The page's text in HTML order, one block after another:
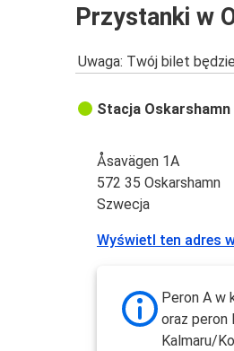
Przystanki w
Uwaga: Twój bilet
Stacja Oskarshamn
Åsavägen 1A
572 35 Oskarshamn
Szwecja
Wyświetl ten adres
Peron A w
oraz peron
Kalmaru/